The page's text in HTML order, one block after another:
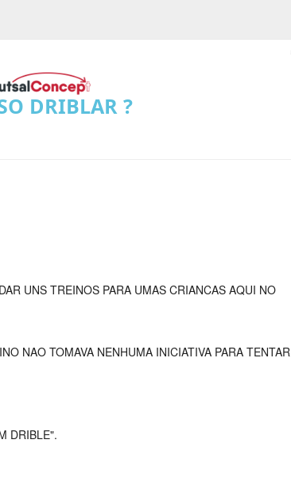
DRIBLAR ?
UNS TREINOS PARA UMAS CRIANCAS AQUI NO
NAO TOMAVA NENHUMA INICIATIVA PARA TENTAR
DRIBLE".